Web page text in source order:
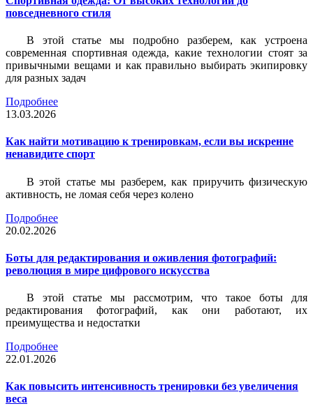
повседневного стиля
В этой статье мы подробно разберем, как устроена
современная спортивная одежда, какие технологии стоят за
привычными вещами и как правильно выбирать экипировку
для разных задач
Подробнее
13.03.2026
Как найти мотивацию к тренировкам, если вы искренне
ненавидите спорт
В этой статье мы разберем, как приручить физическую
активность, не ломая себя через колено
Подробнее
20.02.2026
Боты для редактирования и оживления фотографий:
революция в мире цифрового искусства
В этой статье мы рассмотрим, что такое боты для
редактирования фотографий, как они работают, их
преимущества и недостатки
Подробнее
22.01.2026
Как повысить интенсивность тренировки без увеличения
веса